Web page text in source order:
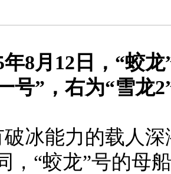
月12日，“蛟龙
号”，右为“雪龙
能力的载人深
，“蛟龙”号的母